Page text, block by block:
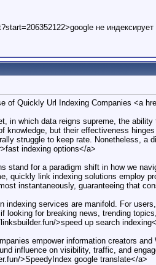
не индексирует
of Quickly Url Indexing Companies <a
in which data reigns supreme, the
knowledge, but their effectiveness
struggle to keep rate. Nonetheless,
indexing options</a>
stand for a paradigm shift in how we
quickly link indexing solutions employ
instantaneously, guaranteeing that
indexing services are manifold. For
looking for breaking news, trending
>speed up search
empower information creators
influence on visibility, traffic, and
>SpeedyIndex google translate</a>